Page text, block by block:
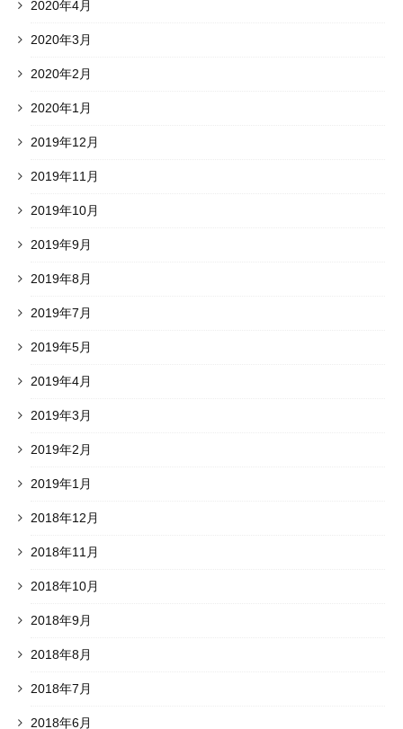
2020年4月
2020年3月
2020年2月
2020年1月
2019年12月
2019年11月
2019年10月
2019年9月
2019年8月
2019年7月
2019年5月
2019年4月
2019年3月
2019年2月
2019年1月
2018年12月
2018年11月
2018年10月
2018年9月
2018年8月
2018年7月
2018年6月